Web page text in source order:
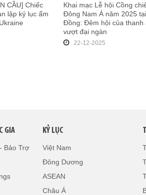
CẦU] Chiếc
lập kỷ lục ẩm
Khai mạc Lễ hội Cồng
Đông Nam Á năm 2025
Đồng: Đêm hội của thanh
vượt đại ngàn
22-12-2025
GIA
Bảo Trợ
KỶ LỤC
Việt Nam
Đông Dương
ASEAN
Châu Á